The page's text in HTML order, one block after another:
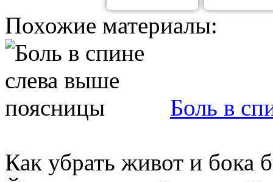
Похожие материалы:
Боль в
Как убрать живот и бока